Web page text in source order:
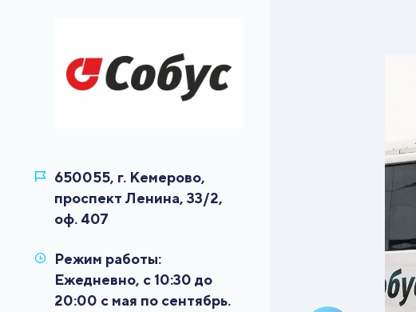
650055, г. Кемерово,
проспект Ленина, 33/2,
Режим работы:
Ежедневно, с 10:30 до